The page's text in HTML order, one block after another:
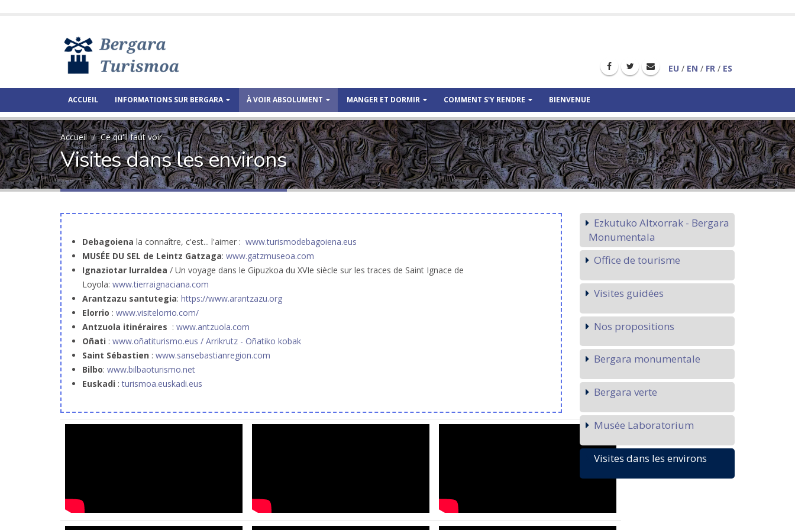
EU / EN / FR / ES
ACCUEIL INFORMATIONS SUR BERGARA À VOIR ABSOLUMENT MANGER ET DORMIR COMMENT S'Y RENDRE BIENVENUE
Accueil Ce qu'il faut voir
Visites dans les environs
Debagoiena la connaître, c'est... l'aimer : www.turismodebagoiena.eus
MUSÉE DU SEL de Leintz Gatzaga: www.gatzmuseoa.com
Ignaziotar lurraldea / Un voyage dans le Gipuzkoa du XVIe siècle sur les traces de Saint Ignace de
Loyola: www.tierraignaciana.com
Arantzazu santutegia: https://www.arantzazu.org
Elorrio : www.visitelorrio.com/
Antzuola itinéraires : www.antzuola.com
Oñati : www.oñatiturismo.eus / Arrikrutz - Oñatiko kobak
Saint Sébastien : www.sansebastianregion.com
Bilbo: www.bilbaoturismo.net
Euskadi :turismoa.euskadi.eus
Ezkutuko Altxorrak - Bergara
Monumentala
Office de tourisme
Visites guidées
Nos propositions
Bergara monumentale
Bergara verte
Musée Laboratorium
Visites dans les environs